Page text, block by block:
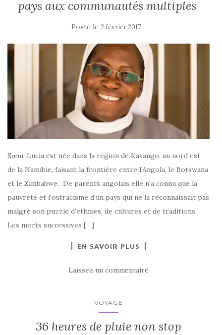
pays aux communautés multiples
Posté le 2 février 2017
Sœur Lucia est née dans la région de Kavango, au nord est
de la Namibie, faisant la frontière entre l’Angola, le Botswana
et le Zimbabwe. De parents angolais elle n’a connu que la
pauvreté et l’ostracisme d’un pays qui ne la reconnaissait pas
malgré son puzzle d’ethnies, de cultures et de traditions.
Les morts successives […]
EN SAVOIR PLUS
Laissez un commentaire
VOYAGE
36 heures de pluie non stop